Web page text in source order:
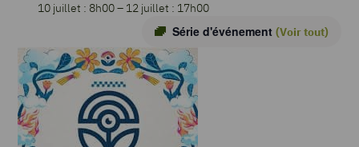
10 juillet : 8h00– 12 juillet : 17h00
Série d'événement (Voir tout)